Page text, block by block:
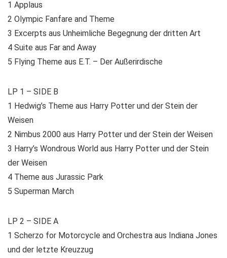
1 Applaus
2 Olympic Fanfare and Theme
3 Excerpts aus Unheimliche Begegnung der dritten Art
4 Suite aus Far and Away
5 Flying Theme aus E.T. – Der Außerirdische
LP 1 – SIDE B
1 Hedwig’s Theme aus Harry Potter und der Stein der
Weisen
2 Nimbus 2000 aus Harry Potter und der Stein der Weisen
3 Harry’s Wondrous World aus Harry Potter und der Stein
der Weisen
4 Theme aus Jurassic Park
5 Superman March
LP 2 – SIDE A
1 Scherzo for Motorcycle and Orchestra aus Indiana Jones
und der letzte Kreuzzug